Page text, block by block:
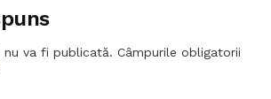
nu va fi publicată. Câmpurile obligatorii